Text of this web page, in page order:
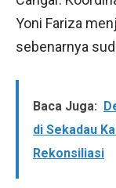
Yoni Fariza
sebenarnya
Baca Juga:
di Sekadau
Rekonsiliasi